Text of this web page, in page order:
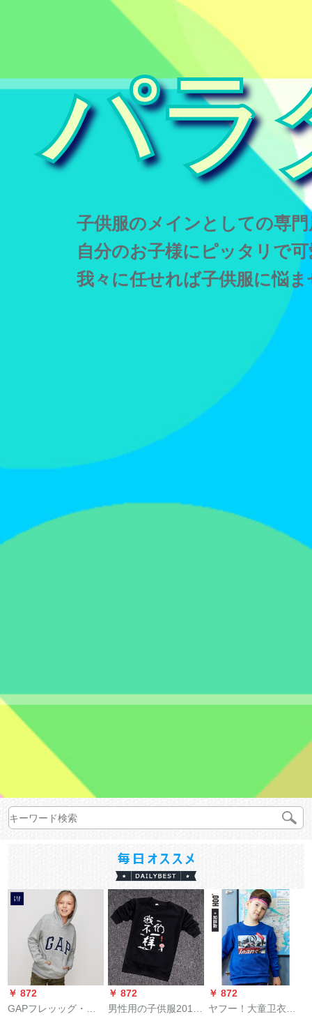
パラ
子供服のメインとしての専
自分のお子様にピッタリで
我々に任せれば子供服に悩
￥ 872
GAPフレッッグ・コ
￥ 872
男性用の子供服2019
￥ 872
ヤフー！大童卫衣男